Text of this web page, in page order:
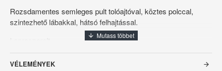
Rozsdamentes semleges pult tolóajtóval, köztes polccal,
szintezhető lábakkal, hátsó felhajtással.
Méret: 120x70x95 cm.
VÉLEMÉNYEK